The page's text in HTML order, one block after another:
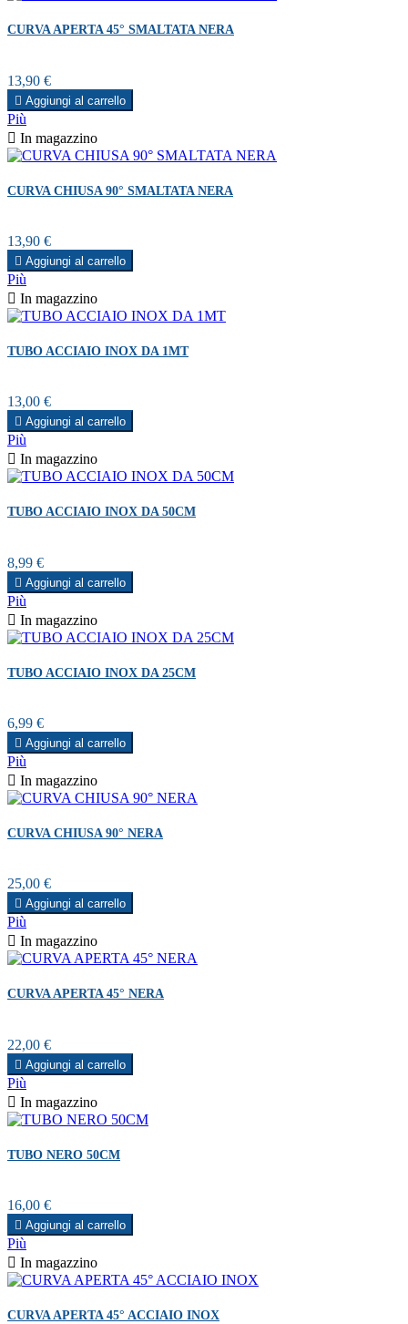
CURVA APERTA 45° SMALTATA NERA
Prezzo
13,90 €
 Aggiungi al carrello
Più
 In magazzino
CURVA CHIUSA 90° SMALTATA NERA
Prezzo
13,90 €
 Aggiungi al carrello
Più
 In magazzino
TUBO ACCIAIO INOX DA 1MT
Prezzo
13,00 €
 Aggiungi al carrello
Più
 In magazzino
TUBO ACCIAIO INOX DA 50CM
Prezzo
8,99 €
 Aggiungi al carrello
Più
 In magazzino
TUBO ACCIAIO INOX DA 25CM
Prezzo
6,99 €
 Aggiungi al carrello
Più
 In magazzino
CURVA CHIUSA 90° NERA
Prezzo
25,00 €
 Aggiungi al carrello
Più
 In magazzino
CURVA APERTA 45° NERA
Prezzo
22,00 €
 Aggiungi al carrello
Più
 In magazzino
TUBO NERO 50CM
Prezzo
16,00 €
 Aggiungi al carrello
Più
 In magazzino
CURVA APERTA 45° ACCIAIO INOX